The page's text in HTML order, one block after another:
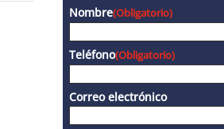
Nombre(Obligatorio)
Teléfono(Obligatorio)
Correo electrónico